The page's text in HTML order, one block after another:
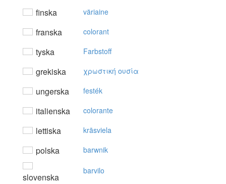
finska väriaine
franska colorant
tyska Farbstoff
grekiska χρωστική oυσία
ungerska festék
italienska colorante
lettiska krāsviela
polska barwnik
slovenska
barvilo